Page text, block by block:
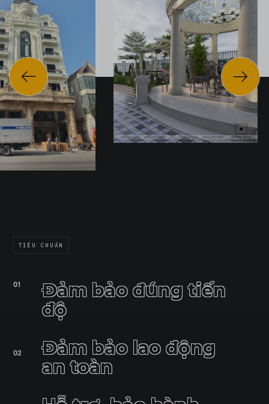
TIÊU CHUẨN
Đảm bảo đúng tiến
độ
Đảm bảo lao động
an toàn